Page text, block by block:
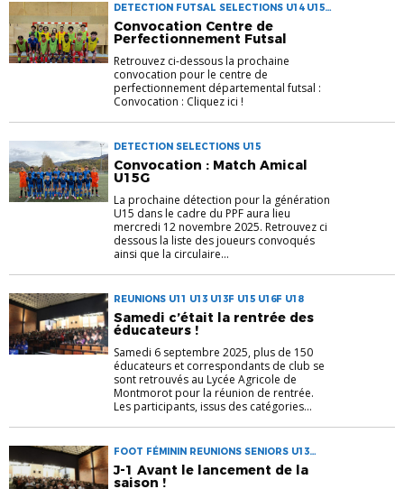
DETECTION FUTSAL SELECTIONS U14 U15
U16 U17
Convocation Centre de
Perfectionnement Futsal
Retrouvez ci-dessous la prochaine
convocation pour le centre de
perfectionnement départemental futsal :
Convocation : Cliquez ici !
DETECTION SELECTIONS U15
Convocation : Match Amical
U15G
La prochaine détection pour la génération
U15 dans le cadre du PPF aura lieu
mercredi 12 novembre 2025. Retrouvez ci
dessous la liste des joueurs convoqués
ainsi que la circulaire...
REUNIONS U11 U13 U13F U15 U16F U18
Samedi c’était la rentrée des
éducateurs !
Samedi 6 septembre 2025, plus de 150
éducateurs et correspondants de club se
sont retrouvés au Lycée Agricole de
Montmorot pour la réunion de rentrée.
Les participants, issus des catégories...
FOOT FÉMININ REUNIONS SENIORS U13
U13F U15 U18 U18F
J-1 Avant le lancement de la
saison !